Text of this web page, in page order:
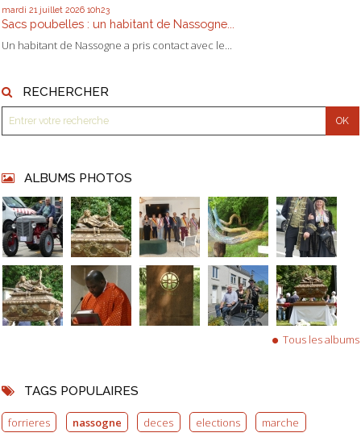
mardi 21 juillet 2026 10h23
Sacs poubelles : un habitant de Nassogne...
Un habitant de Nassogne a pris contact avec le...
RECHERCHER
ALBUMS PHOTOS
Tous les albums
TAGS POPULAIRES
forrieres nassogne deces elections
marche